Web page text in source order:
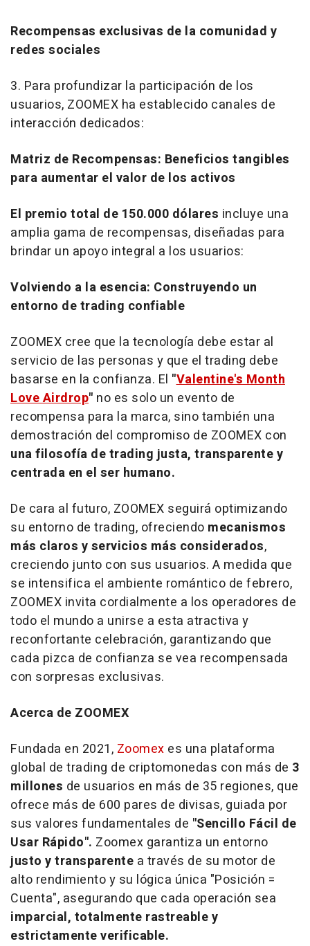
Recompensas exclusivas de la comunidad y
redes sociales
3. Para profundizar la participación de los
usuarios, ZOOMEX ha establecido canales de
interacción dedicados:
Matriz de Recompensas: Beneficios tangibles
para aumentar el valor de los activos
El premio total de 150.000 dólares incluye una
amplia gama de recompensas, diseñadas para
brindar un apoyo integral a los usuarios:
Volviendo a la esencia: Construyendo un
entorno de trading confiable
ZOOMEX cree que la tecnología debe estar al
servicio de las personas y que el trading debe
basarse en la confianza. El "Valentine's Month
Love Airdrop" no es solo un evento de
recompensa para la marca, sino también una
demostración del compromiso de ZOOMEX con
una filosofía de trading justa, transparente y
centrada en el ser humano.
De cara al futuro, ZOOMEX seguirá optimizando
su entorno de trading, ofreciendo mecanismos
más claros y servicios más considerados,
creciendo junto con sus usuarios. A medida que
se intensifica el ambiente romántico de febrero,
ZOOMEX invita cordialmente a los operadores de
todo el mundo a unirse a esta atractiva y
reconfortante celebración, garantizando que
cada pizca de confianza se vea recompensada
con sorpresas exclusivas.
Acerca de ZOOMEX
Fundada en 2021, Zoomex es una plataforma
global de trading de criptomonedas con más de 3
millones de usuarios en más de 35 regiones, que
ofrece más de 600 pares de divisas, guiada por
sus valores fundamentales de "Sencillo Fácil de
Usar Rápido". Zoomex garantiza un entorno
justo y transparente a través de su motor de
alto rendimiento y su lógica única "Posición =
Cuenta", asegurando que cada operación sea
imparcial, totalmente rastreable y
estrictamente verificable.